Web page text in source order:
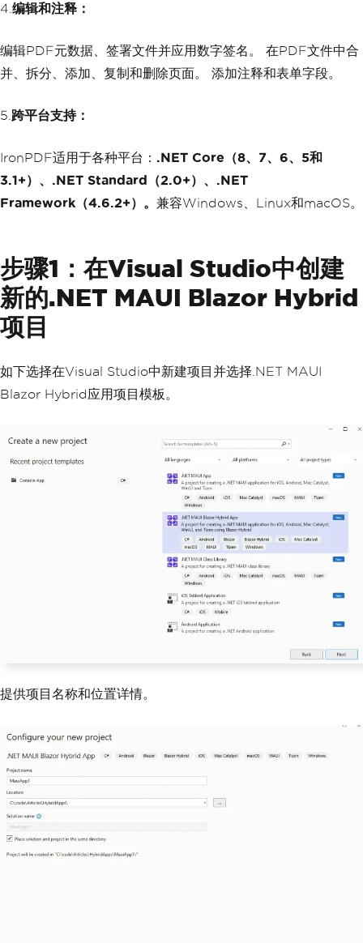
4. 编辑和注释：
编辑PDF元数据、签署文件并应用数字签名。 在PDF文件中合
并、拆分、添加、复制和删除页面。 添加注释和表单字段。
5. 跨平台支持：
IronPDF适用于各种平台： .NET Core（8、7、6、5和
3.1+）、.NET Standard（2.0+）、.NET
Framework（4.6.2+）。 兼容Windows、Linux和macOS。
步骤1：在Visual Studio中创建
新的.NET MAUI Blazor Hybrid
项目
如下选择在Visual Studio中新建项目并选择.NET MAUI
Blazor Hybrid应用项目模板。
提供项目名称和位置详情。